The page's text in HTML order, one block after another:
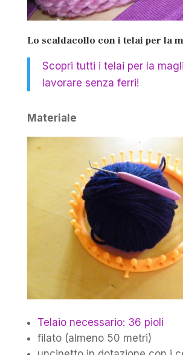
Lo scaldacollo con i telai per la
Scopri tutti i telai per la
lavorare senza ferri!
Materiale
Telaio necessario: 36 pioli
filato (almeno 50 metri)